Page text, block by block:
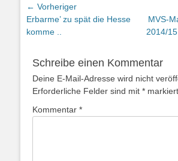
Beitragsnavigation
← Vorheriger
Vorheriger
Beitrag:
Erbarme’ zu spät die Hesse
komme ..
Nächster
Beitrag:
MVS-
2014/
Schreibe einen Kommentar
Deine E-Mail-Adresse wird nicht
Erforderliche Felder sind mit * markiert
Kommentar *